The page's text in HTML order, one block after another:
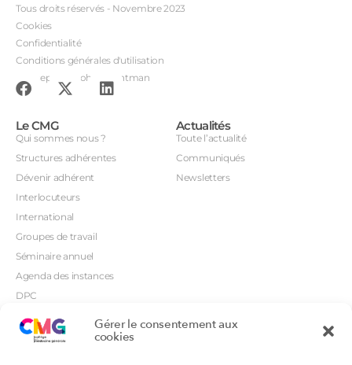
Gérer le consentement aux
cookies
Tous droits réservés - Novembre 2023
Cookies
Confidentialité
Conditions générales d'utilisation
Conception : John Brightman
Le CMG
Qui sommes nous ?
Structures adhérentes
Dévenir adhérent
Interlocuteurs
International
Groupes de travail
Séminaire annuel
Agenda des instances
DPC
Orientations prioritaires
Actualités
Toute l’actualité
Communiqués
Newsletters